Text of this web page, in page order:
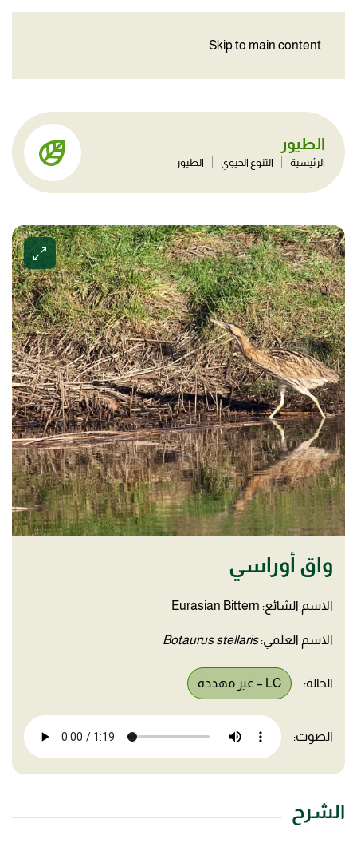
Skip to main content
الطيور
الرئيسية التنوع الحيوي الطيور
واق أوراسي
الاسم الشائع: Eurasian Bittern
الاسم العلمي:Botaurus stellaris
الحالة: LC – غير مهددة
الصوت:
الشرح